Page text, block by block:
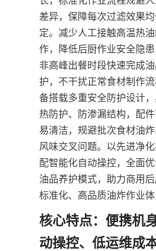
差异，保障每次过滤效果
定。减少人工接触高温热
作，降低后厨作业安全隐
非高峰出餐时段快速完成
护，不干扰正常食材制作
备搭载多重安全防护设计
热防护、防渗漏结构，配
易清洁，规避批次食材油
风味交叉问题。以先进净
配智能化自动操控，全面
油品养护模式，助力商用
标准化、高品质油炸作业体
核心特点：便携机
动操控、低运维成